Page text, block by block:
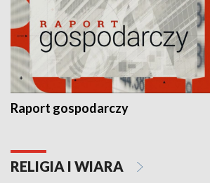
Raport gospodarczy
RELIGIA I WIARA